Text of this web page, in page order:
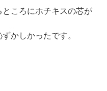
ころにホチキスの芯が
かしかったです。